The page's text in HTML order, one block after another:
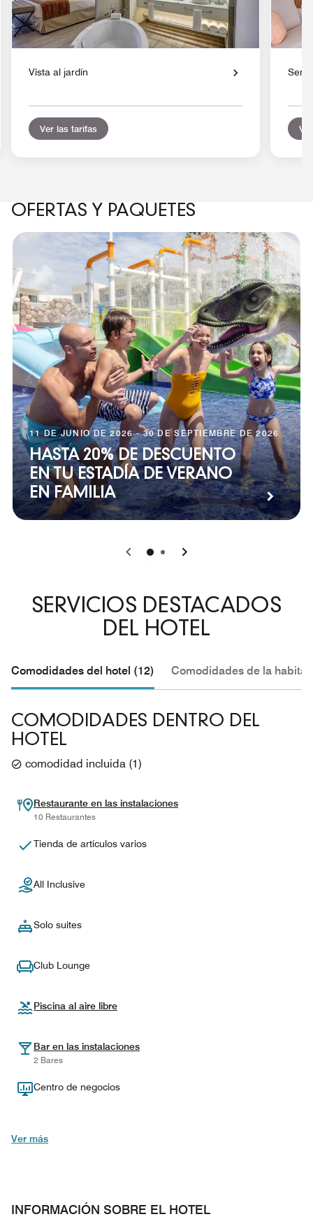
Vista al jardín
Ver las tarifas
OFERTAS Y PAQUETES
11 DE JUNIO DE 2026 - 30 DE SEPTIEMBRE DE 2026
HASTA 20% DE DESCUENTO
EN TU ESTADÍA DE VERANO
EN FAMILIA
0 1
SERVICIOS DESTACADOS
DEL HOTEL
Comodidades del hotel (12) Comodidades de la
COMODIDADES DENTRO DEL
HOTEL
comodidad incluida (1)
Restaurante en las instalaciones
10 Restaurantes
Tienda de artículos varios
All Inclusive
Solo suites
Club Lounge
Piscina al aire libre
Bar en las instalaciones
2 Bares
Centro de negocios
Ver más
INFORMACIÓN SOBRE EL HOTEL